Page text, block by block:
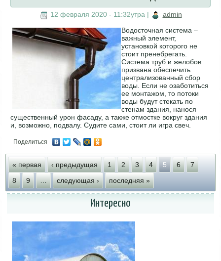
12 февраля 2020 - 11:32утра|
admin
Водосточная система –
важный элемент,
установкой которого не
стоит пренебрегать.
Система труб и желобов
призвана обеспечить
централизованный сбор
воды. Если не озаботиться
ее монтажом, то потоки
воды будут стекать по
стенам здания, нанося
существенный урон фасаду, а также отмостке вокруг здания
и, возможно, подвалу. Судите сами, стоит ли игра свеч.
Поделиться
Страницы
« первая ‹ предыдущая 1 2 3 4 5 6
7
8
9 … следующая › последняя »
Интересно